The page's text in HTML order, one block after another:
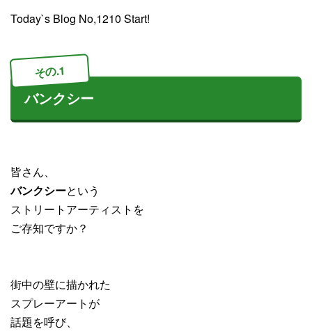
Today`s Blog No,1210 Start!
その.1
バンクシー
皆さん、
バンクシーという
ストリートアーティストを
ご存知ですか？
街中の壁に描かれた
スプレーアートが
話題を呼び、